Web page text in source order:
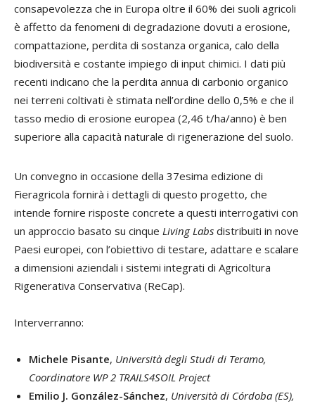
consapevolezza che in Europa oltre il 60% dei suoli agricoli
è affetto da fenomeni di degradazione dovuti a erosione,
compattazione, perdita di sostanza organica, calo della
biodiversità e costante impiego di input chimici. I dati più
recenti indicano che la perdita annua di carbonio organico
nei terreni coltivati è stimata nell’ordine dello 0,5% e che il
tasso medio di erosione europea (2,46 t/ha/anno) è ben
superiore alla capacità naturale di rigenerazione del suolo.
Un convegno in occasione della 37esima edizione di
Fieragricola fornirà i dettagli di questo progetto, che
intende fornire risposte concrete a questi interrogativi con
un approccio basato su cinque Living Labs distribuiti in nove
Paesi europei, con l’obiettivo di testare, adattare e scalare
a dimensioni aziendali i sistemi integrati di Agricoltura
Rigenerativa Conservativa (ReCap).
Interverranno:
Michele Pisante, Università degli Studi di Teramo,
Coordinatore WP 2 TRAILS4SOIL Project
Emilio J. González-Sánchez, Università di Córdoba (ES),